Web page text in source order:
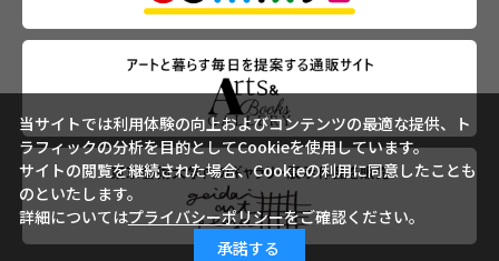
当サイトでは利用体験の向上およびコンテンツの最適な提供、ト
ラフィックの分析を目的としてCookieを使用しています。
サイトの閲覧を継続された場合、Cookieの利用に同意したことも
のといたします。
詳細についてはプライバシーポリシーをご確認ください。
承諾する